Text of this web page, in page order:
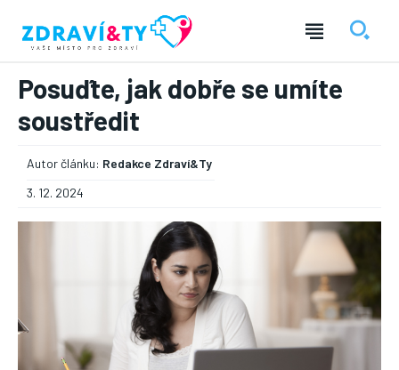
― REKLAMA ―
Posuďte, jak dobře se umíte
soustředit
Autor článku: Redakce Zdraví&Ty
3. 12. 2024